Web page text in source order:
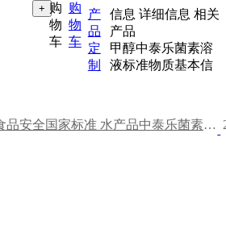
购
物
车
购
物
车
产
品
定
制
信息 详细信息 相关
产品
甲醇中泰乐菌素溶
液标准物质基本信
GB 31656.2-2021 食品安全国家标准 水产品中泰乐菌素残留量的测定 高效液相色谱法